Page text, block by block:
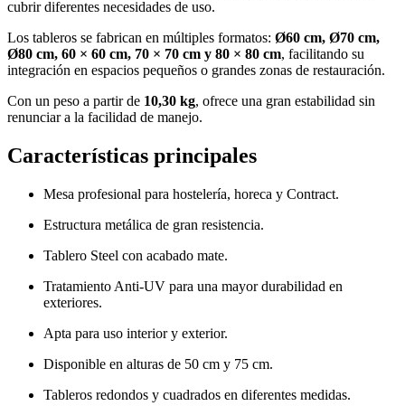
cubrir diferentes necesidades de uso.
Los tableros se fabrican en múltiples formatos: Ø60 cm, Ø70 cm,
Ø80 cm, 60 × 60 cm, 70 × 70 cm y 80 × 80 cm, facilitando su
integración en espacios pequeños o grandes zonas de restauración.
Con un peso a partir de 10,30 kg, ofrece una gran estabilidad sin
renunciar a la facilidad de manejo.
Características principales
Mesa profesional para hostelería, horeca y Contract.
Estructura metálica de gran resistencia.
Tablero Steel con acabado mate.
Tratamiento Anti-UV para una mayor durabilidad en
exteriores.
Apta para uso interior y exterior.
Disponible en alturas de 50 cm y 75 cm.
Tableros redondos y cuadrados en diferentes medidas.